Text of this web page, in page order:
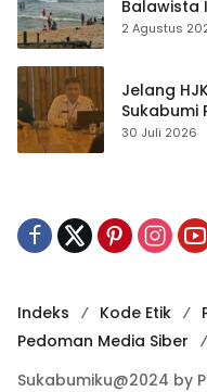
Balawista
Waspada
2 Agustus
Jelang
Sukabumi
Publikasi
30 Juli 2026
Indeks Kode Etik
Pedoman Media Siber
Sukabumiku@2024 by